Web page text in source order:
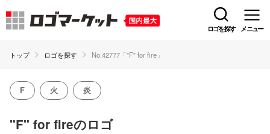
ロゴを探す メニュー
トップ ロゴを探す No.42777「"F" for fire」
F 火 炎
"F" for fireのロゴ